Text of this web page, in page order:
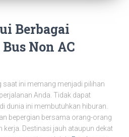
Berbagai
Non AC
saat ini memang menjadi pilihan
Anda. Tidak dapat
dunia ini membutuhkan hiburan.
bepergian bersama orang-orang
kerja. Destinasi jauh ataupun dekat